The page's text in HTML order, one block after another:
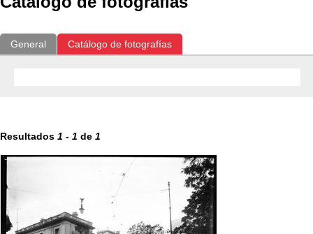
General Catálogo de fotografías
Resultados 1 - 1 de 1